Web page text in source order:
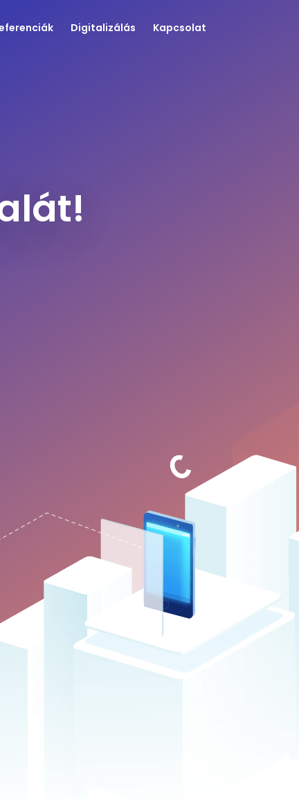
Digitalizálás Kapcsolat